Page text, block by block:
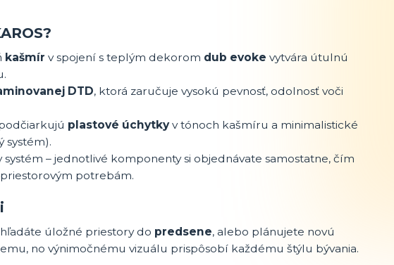
kašmír v spojení s teplým dekorom dub evoke vytvára útulnú
DTD, ktorá zaručuje vysokú pevnosť, odolnosť voči
plastové úchytkyv tónoch kašmíru a minimalistické
systém).
systém – jednotlivé komponenty si objednávate samostatne, čím
potrebám.
úložné priestory do predsene, alebo plánujete novú
no výnimočnému vizuálu prispôsobí každému štýlu bývania.